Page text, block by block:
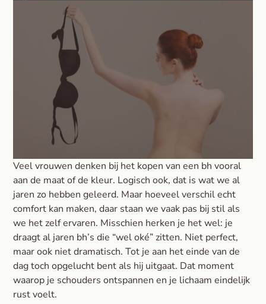
Veel vrouwen denken bij het kopen van een bh vooral
aan de maat of de kleur. Logisch ook, dat is wat we al
jaren zo hebben geleerd. Maar hoeveel verschil echt
comfort kan maken, daar staan we vaak pas bij stil als
we het zelf ervaren. Misschien herken je het wel: je
draagt al jaren bh’s die “wel oké” zitten. Niet perfect,
maar ook niet dramatisch. Tot je aan het einde van de
dag toch opgelucht bent als hij uitgaat. Dat moment
waarop je schouders ontspannen en je lichaam eindelijk
rust voelt.